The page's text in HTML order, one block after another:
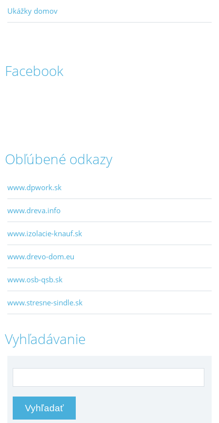
Ukážky domov
Facebook
Obľúbené odkazy
www.dpwork.sk
www.dreva.info
www.izolacie-knauf.sk
www.drevo-dom.eu
www.osb-qsb.sk
www.stresne-sindle.sk
Vyhľadávanie